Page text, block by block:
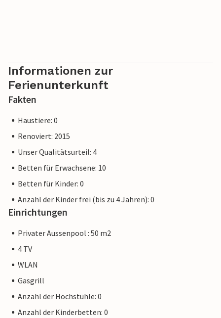
Informationen zur
Ferienunterkunft
Fakten
Haustiere: 0
Renoviert: 2015
Unser Qualitätsurteil: 4
Betten für Erwachsene: 10
Betten für Kinder: 0
Anzahl der Kinder frei (bis zu 4 Jahren): 0
Einrichtungen
Privater Aussenpool : 50 m2
4 TV
WLAN
Gasgrill
Anzahl der Hochstühle: 0
Anzahl der Kinderbetten: 0